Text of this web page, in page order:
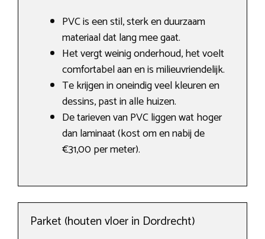
PVC is een stil, sterk en duurzaam
materiaal dat lang mee gaat.
Het vergt weinig onderhoud, het voelt
comfortabel aan en is milieuvriendelijk.
Te krijgen in oneindig veel kleuren en
dessins, past in alle huizen.
De tarieven van PVC liggen wat hoger
dan laminaat (kost om en nabij de
€31,00 per meter).
Parket (houten vloer in Dordrecht)